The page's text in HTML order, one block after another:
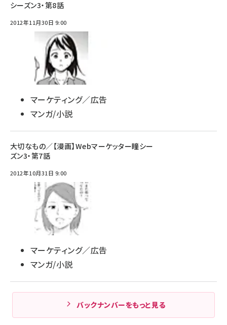
シーズン3・第8話
2012年11月30日 9:00
マーケティング／広告
マンガ/小説
大切なもの／【漫画】Webマーケッター瞳シー
ズン3・第7話
2012年10月31日 9:00
マーケティング／広告
マンガ/小説
バックナンバーをもっと見る